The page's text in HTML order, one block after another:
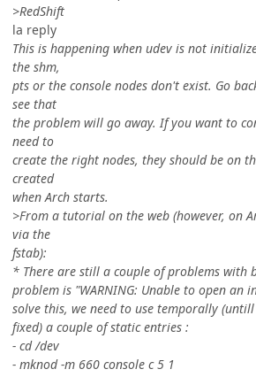
>RedShift
la reply
This is happening when udev is not
the shm,
pts or the console nodes don't exist. Go
see that
the problem will go away. If you want to
need to
create the right nodes, they should be on
created
when Arch starts.
>From a tutorial on the web (however, on
via the
fstab):
* There are still a couple of problems with
problem is "WARNING: Unable to open an
solve this, we need to use temporally
fixed) a couple of static entries :
- cd /dev
- mknod -m 660 console c 5 1